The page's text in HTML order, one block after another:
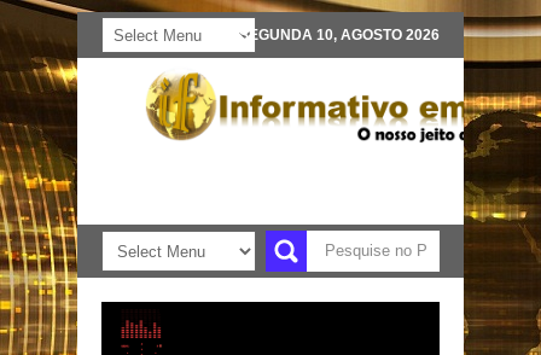
SEGUNDA 10, AGOSTO 2026